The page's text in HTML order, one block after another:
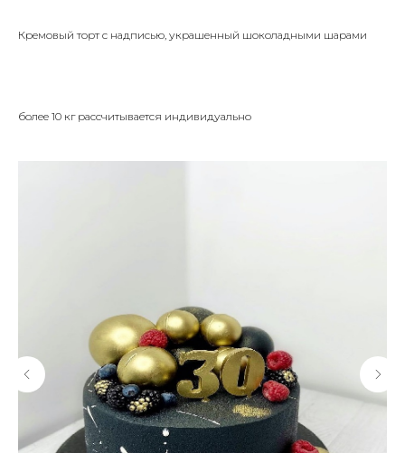
Кремовый торт с надписью, украшенный шоколадными шарами
более 10 кг рассчитывается индивидуально